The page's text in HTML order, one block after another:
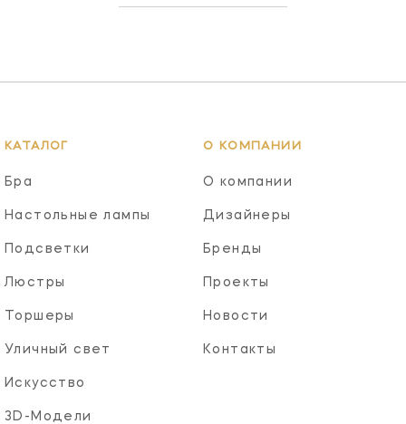
КАТАЛОГ
Бра
Настольные лампы
Подсветки
Люстры
Торшеры
Уличный свет
Искусство
3D-Модели
О КОМПАНИИ
О компании
Дизайнеры
Бренды
Проекты
Новости
Контакты